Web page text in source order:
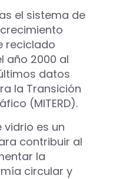
el sistema de
reciclado
año 2000 al
datos
la Transición
(MITERD).
vidrio es un
contribuir al
la
circular y